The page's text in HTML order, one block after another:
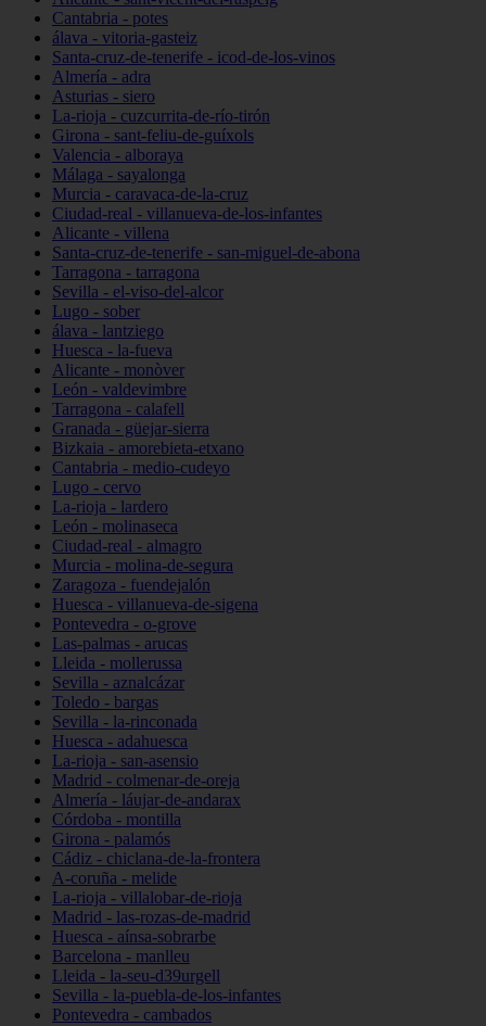
Cantabria - potes
álava - vitoria-gasteiz
Santa-cruz-de-tenerife - icod-de-los-vinos
Almería - adra
Asturias - siero
La-rioja - cuzcurrita-de-río-tirón
Girona - sant-feliu-de-guíxols
Valencia - alboraya
Málaga - sayalonga
Murcia - caravaca-de-la-cruz
Ciudad-real - villanueva-de-los-infantes
Alicante - villena
Santa-cruz-de-tenerife - san-miguel-de-abona
Tarragona - tarragona
Sevilla - el-viso-del-alcor
Lugo - sober
álava - lantziego
Huesca - la-fueva
Alicante - monòver
León - valdevimbre
Tarragona - calafell
Granada - güejar-sierra
Bizkaia - amorebieta-etxano
Cantabria - medio-cudeyo
Lugo - cervo
La-rioja - lardero
León - molinaseca
Ciudad-real - almagro
Murcia - molina-de-segura
Zaragoza - fuendejalón
Huesca - villanueva-de-sigena
Pontevedra - o-grove
Las-palmas - arucas
Lleida - mollerussa
Sevilla - aznalcázar
Toledo - bargas
Sevilla - la-rinconada
Huesca - adahuesca
La-rioja - san-asensio
Madrid - colmenar-de-oreja
Almería - láujar-de-andarax
Córdoba - montilla
Girona - palamós
Cádiz - chiclana-de-la-frontera
A-coruña - melide
La-rioja - villalobar-de-rioja
Madrid - las-rozas-de-madrid
Huesca - aínsa-sobrarbe
Barcelona - manlleu
Lleida - la-seu-d39urgell
Sevilla - la-puebla-de-los-infantes
Pontevedra - cambados